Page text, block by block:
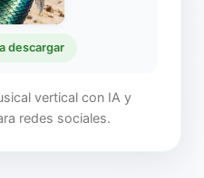
descargar
vertical con IA y
redes sociales.